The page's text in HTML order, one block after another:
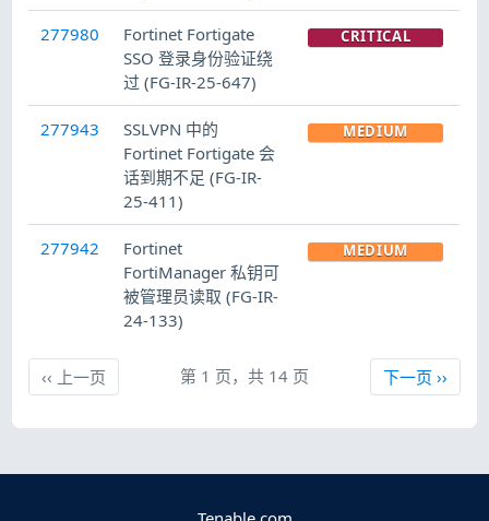
277980
Fortinet Fortigate
SSO 登录身份验证绕
过 (FG-IR-25-647)
CRITICAL
277943
SSLVPN 中的
Fortinet Fortigate 会
话到期不足 (FG-IR-
25-411)
MEDIUM
277942
Fortinet
FortiManager 私钥可
被管理员读取 (FG-IR-
24-133)
MEDIUM
‹‹ 上一页 第 1 页，共 14 页 下一页
下一页 ››